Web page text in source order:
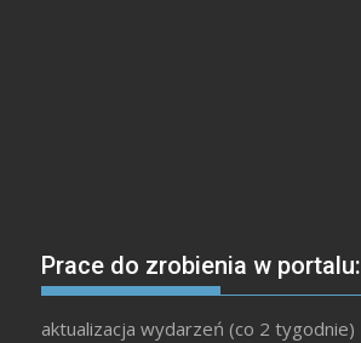
Prace do zrobienia w portalu:
aktualizacja wydarzeń (co 2 tygodnie)